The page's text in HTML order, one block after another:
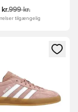
999 kr.
tilgængelig
dig som
Modal til at logge